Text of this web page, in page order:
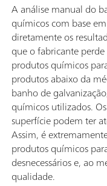
A análise manual do
químicos com base
diretamente os
que o fabricante
produtos químicos
produtos abaixo da
banho de
químicos utilizados.
superfície podem ter
Assim, é
produtos químicos
desnecessários e, ao
qualidade.